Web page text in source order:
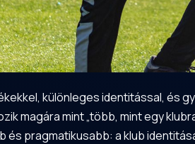
különleges identitással, és
magára mint „több, mint egy
pragmatikusabb: a klub